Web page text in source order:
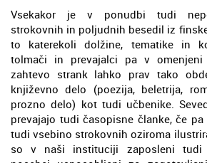
Vsekakor je v ponudbi tudi
strokovnih in poljudnih besedil iz
to katerekoli dolžine, tematike in
tolmači in prevajalci pa v
zahtevo strank lahko prav tako
književno delo (poezija, beletrija,
prozno delo) kot tudi učbenike.
prevajajo tudi časopisne članke, če
tudi vsebino strokovnih oziroma
so v naši instituciji zaposleni tudi